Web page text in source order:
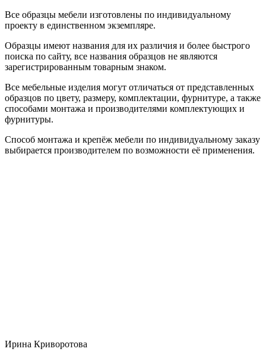
Все образцы мебели изготовлены по индивидуальному
проекту в единственном экземпляре.
Образцы имеют названия для их различия и более быстрого
поиска по сайту, все названия образцов не являются
зарегистрированным товарным знаком.
Все мебельные изделия могут отличаться от представленных
образцов по цвету, размеру, комплектации, фурнитуре, а также
способами монтажа и производителями комплектующих и
фурнитуры.
Способ монтажа и крепёж мебели по индивидуальному заказу
выбирается производителем по возможности её применения.
Ирина Криворотова